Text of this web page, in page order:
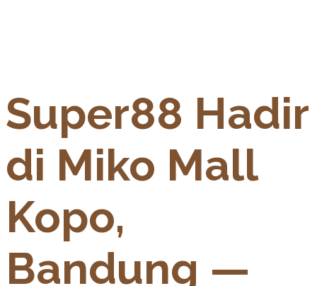
Super88 Hadir
di Miko Mall
Kopo,
Bandung —